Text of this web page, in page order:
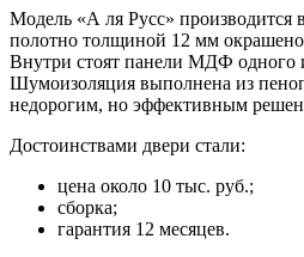
Модель «А ля Русс» производится
полотно толщиной 12 мм
Внутри стоят панели МДФ одного
Шумоизоляция выполнена из
недорогим, но эффективным
Достоинствами двери стали:
цена около 10 тыс. руб.;
сборка;
гарантия 12 месяцев.